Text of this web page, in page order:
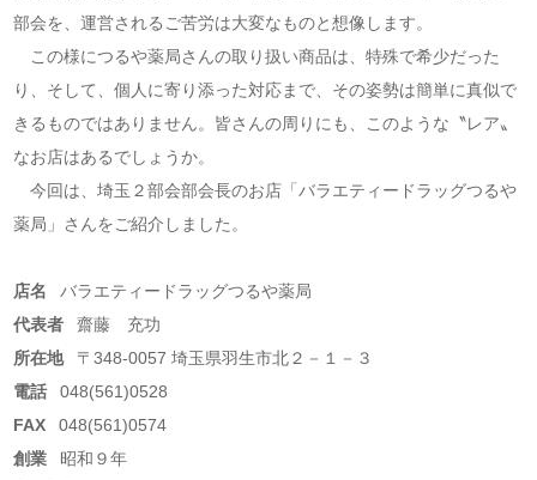
部会を、運営されるご苦労は大変なものと想像します。
この様につるや薬局さんの取り扱い商品は、特殊で希少だった
り、そして、個人に寄り添った対応まで、その姿勢は簡単に真似で
きるものではありません。皆さんの周りにも、このような〝レア〟
なお店はあるでしょうか。
今回は、埼玉２部会部会長のお店「バラエティードラッグつるや
薬局」さんをご紹介しました。
店名
バラエティードラッグつるや薬局
代表者
齋藤 充功
所在地
〒348-0057 埼玉県羽生市北２－１－３
電話
048(561)0528
FAX
048(561)0574
創業
昭和９年